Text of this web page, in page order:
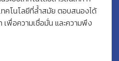
คโนโลยีที่ล้ำสมัย ตอบสนองได้
พื่อความเชื่อมั่น และความพึง